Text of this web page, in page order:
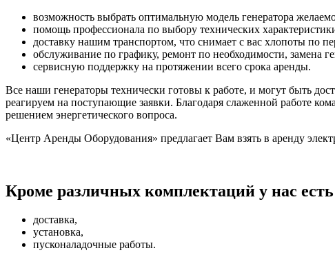
возможность выбрать оптимальную модель генератора
помощь профессионала по выбору технических
доставку нашим транспортом, что снимает с вас хлопоты по
обслуживание по графику, ремонт по необходимости, замена
сервисную поддержку на протяжении всего срока аренды.
Все наши генераторы технически готовы к работе, и могут быть
реагируем на поступающие заявки. Благодаря слаженной работе
решением энергетического вопроса.
«Центр Аренды Оборудования» предлагает Вам взять в аренду
Кроме различных комплектаций у нас
доставка,
установка,
пусконаладочные работы.